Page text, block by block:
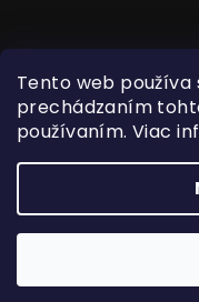
Tento web používa
prechádzaním
používaním. Viac
Copyright 2026